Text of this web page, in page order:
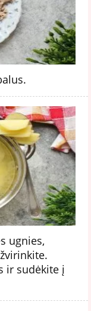
ugnies,
ir sudėkite į